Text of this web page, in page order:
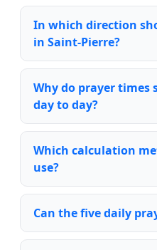
In which direction
in Saint-Pierre?
Why do prayer
day to day?
Which calculation
use?
Can the five daily